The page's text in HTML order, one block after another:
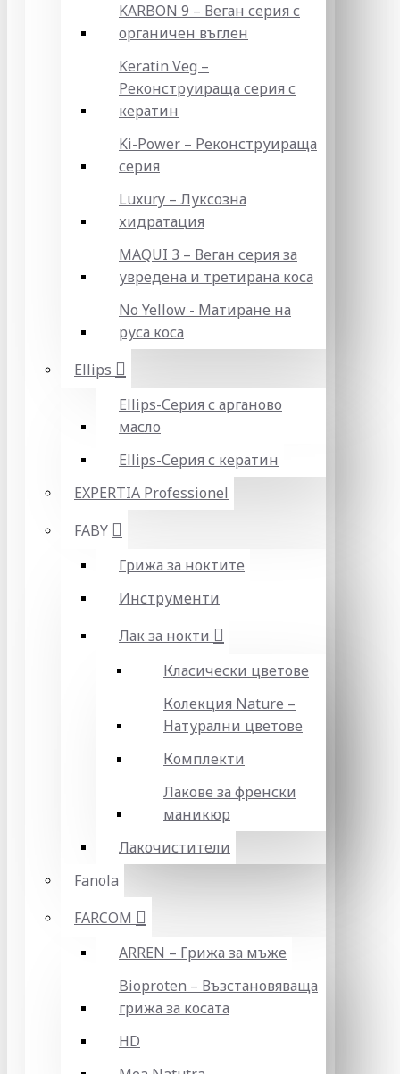
KARBON 9 – Веган серия с
органичен въглен
Keratin Veg –
Реконструираща серия с
кератин
Ki-Power – Реконструираща
серия
Luxury – Луксозна
хидратация
MAQUI 3 – Веган серия за
увредена и третирана коса
No Yellow - Матиране на
руса коса
Ellips
Ellips-Серия с арганово
масло
Ellips-Серия с кератин
EXPERTIA Professionel
FABY
Грижа за ноктите
Инструменти
Лак за нокти
Класически цветове
Колекция Nature –
Натурални цветове
Комплекти
Лакове за френски
маникюр
Лакочистители
Fanola
FARCOM
ARREN – Грижа за мъже
Bioproten – Възстановяваща
грижа за косата
HD